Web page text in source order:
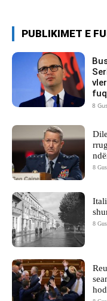
PUBLIKIMET E
8
8
8